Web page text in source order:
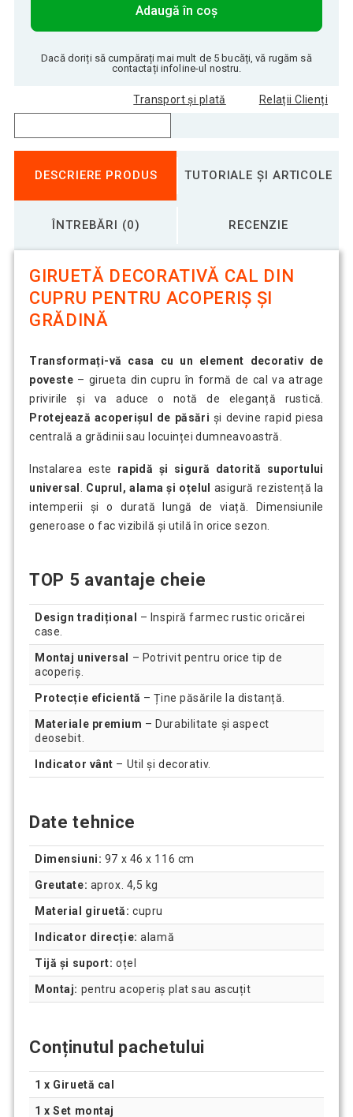
Adaugă în coș
Dacă doriți să cumpărați mai mult de 5 bucăți, vă rugăm să
contactați infoline-ul nostru.
Transport și plată Relații Clienți
DESCRIERE PRODUS TUTORIALE ȘI ARTICOLE
ÎNTREBĂRI (0) RECENZIE
GIRUETĂ DECORATIVĂ CAL DIN
CUPRU PENTRU ACOPERIȘ ȘI
GRĂDINĂ
Transformați-vă casa cu un element decorativ de
poveste – girueta din cupru în formă de cal va atrage
privirile și va aduce o notă de eleganță rustică.
Protejează acoperișul de păsări și devine rapid piesa
centrală a grădinii sau locuinței dumneavoastră.
Instalarea este rapidă și sigură datorită suportului
universal
Cuprul, alama și oțelul
asigură rezistență la
intemperii și o durată lungă de viață. Dimensiunile
generoase o fac vizibilă și utilă în orice sezon.
TOP 5 avantaje cheie
Design tradițional
– Inspiră farmec rustic oricărei
case.
Montaj universal
– Potrivit pentru orice tip de
acoperiș.
Protecție eficientă – Ține păsările la distanță.
Materiale premium – Durabilitate și aspect
deosebit.
Indicator vânt – Util și decorativ.
Date tehnice
Dimensiuni: 97 x 46 x 116 cm
Greutate: aprox. 4,5 kg
Material giruetă: cupru
Indicator direcție: alamă
Tijă și suport: oțel
Montaj: pentru acoperiș plat sau ascuțit
Conținutul pachetului
1 x Giruetă cal
1 x Set montaj